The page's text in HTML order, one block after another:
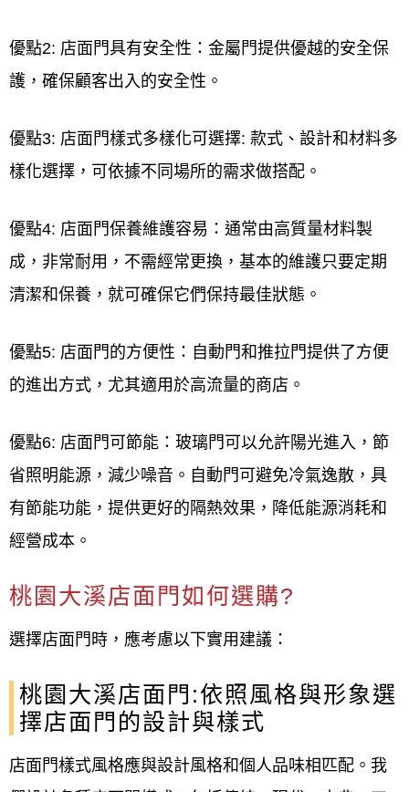
優點2: 店面門具有安全性：金屬門提供優越的安全保
護，確保顧客出入的安全性。
優點3: 店面門樣式多樣化可選擇: 款式、設計和材料多
樣化選擇，可依據不同場所的需求做搭配。
優點4: 店面門保養維護容易：通常由高質量材料製
成，非常耐用，不需經常更換，基本的維護只要定期
清潔和保養，就可確保它們保持最佳狀態。
優點5: 店面門的方便性：自動門和推拉門提供了方便
的進出方式，尤其適用於高流量的商店。
優點6: 店面門可節能：玻璃門可以允許陽光進入，節
省照明能源，減少噪音。自動門可避免冷氣逸散，具
有節能功能，提供更好的隔熱效果，降低能源消耗和
經營成本。
桃園大溪店面門如何選購?
選擇店面門時，應考慮以下實用建議：
桃園大溪店面門:依照風格與形象選
擇店面門的設計與樣式
店面門樣式風格應與設計風格和個人品味相匹配。我